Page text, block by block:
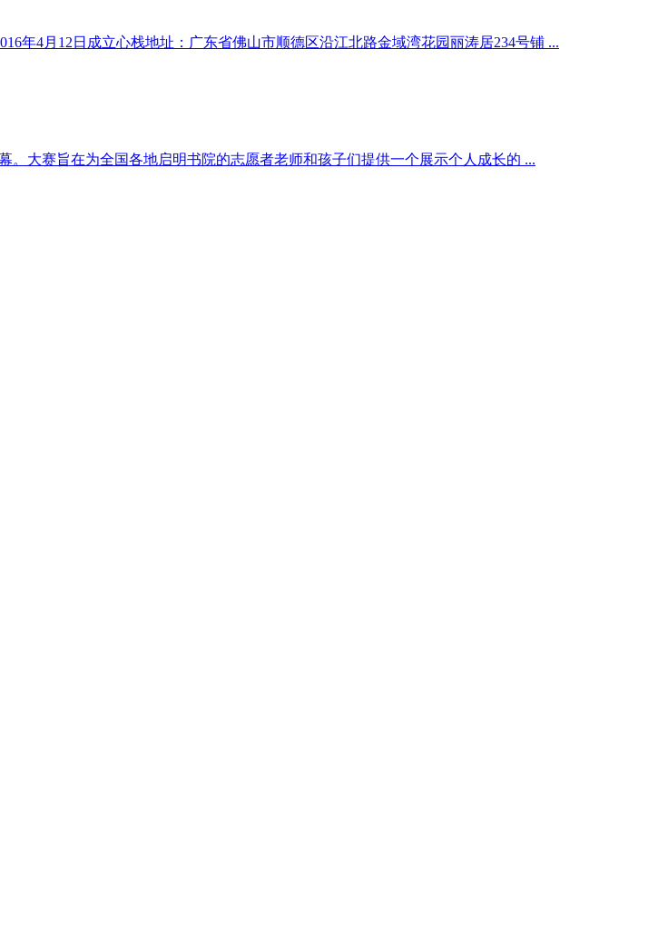
年4月12日成立心栈地址：广东省佛山市顺德区沿江北路金域湾花园丽涛居234号铺 ...
。大赛旨在为全国各地启明书院的志愿者老师和孩子们提供一个展示个人成长的 ...